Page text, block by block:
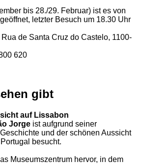
bis 28./29. Februar) ist es von
letzter Besuch um 18.30 Uhr
de Santa Cruz do Castelo, 1100-
620
gibt
auf Lissabon
Jorge ist aufgrund seiner
und der schönen Aussicht
besucht.
Museumszentrum hervor, in dem